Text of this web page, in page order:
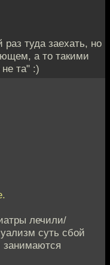
туда заехать, но
а то такими
та" :)
лечили/
суть сбой
занимаются